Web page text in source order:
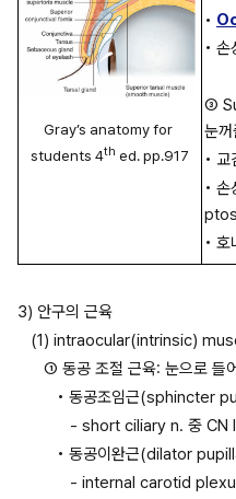
Gray’s anatomy for
students 4th ed. pp.917
•
• 손
③
눈
• 교
•
• 호
3) 안구의 근육
(1) intraocular(intrinsic)
① 동공 조절 근육: 눈으로 들
• 동공조임근(sphincter
- short ciliary n. 중 CN
• 동공이완근(dilator
- internal carotid